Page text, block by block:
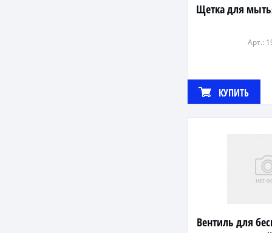
Щетка для
Арт.:
КУПИТЬ
Вентиль для